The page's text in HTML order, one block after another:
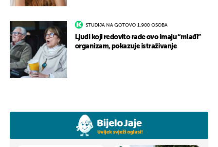
STUDIJA NA GOTOVO 1.900 OSOBA
Ljudi koji redovito rade ovo imaju “mlađi”
organizam, pokazuje istraživanje